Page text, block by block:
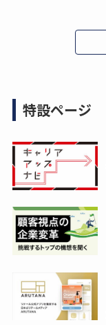
特設ページ